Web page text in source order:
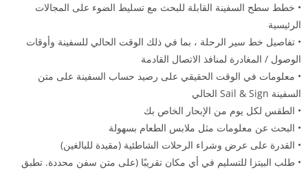
• خطط سطح السفينة القابلة للبحث مع تسليط الضوء على المجالات
الرئيسية
• تفاصيل خط سير الرحلة ، بما في ذلك الوقت الحالي للسفينة وأوقات
الوصول / المغادرة لمنافذ الاتصال القادمة
• معلومات في الوقت الحقيقي على رصيد حساب السفينة على متن
السفينة Sail & Sign الحالي
• الطقس لكل يوم من الإبحار الخاص بك
• البحث عن معلومات مثل ملابس الطعام بسهولة
• القدرة على عرض وشراء الرحلات الشاطئية (مقيدة للبالغين)
• طلب البيتزا للتسليم في أي مكان تقريبًا (على متن سفن محددة. تطبق